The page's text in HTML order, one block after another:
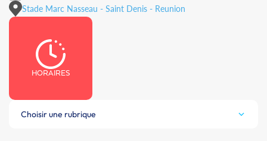
Stade Marc Nasseau - Saint Denis - Reunion
HORAIRES
Choisir une rubrique